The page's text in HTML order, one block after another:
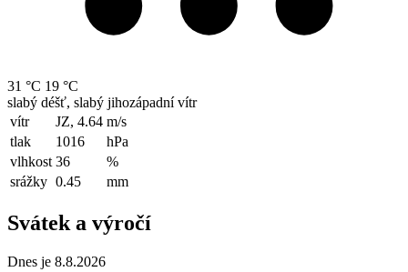
31 °C 19 °C
slabý déšť, slabý jihozápadní vítr
vítr
JZ, 4.64 m/s
tlak
1016
hPa
vlhkost 36
%
srážky 0.45 mm
Svátek a výročí
Dnes je 8.8.2026